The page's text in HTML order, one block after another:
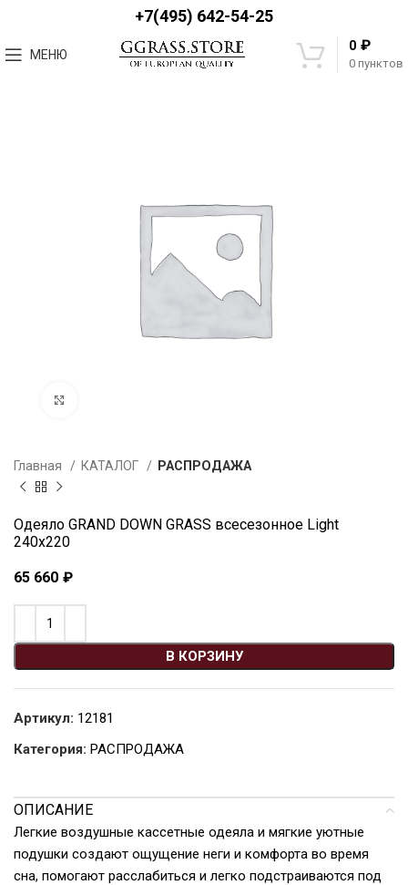
+7(495) 642-54-25
МЕНЮ
0 пунктов
0 ₽
Главная КАТАЛОГ РАСПРОДАЖА
Одеяло GRAND DOWN GRASS всесезонное Light
240х220
65 660 ₽
В КОРЗИНУ
Артикул: 12181
Категория: РАСПРОДАЖА
ОПИСАНИЕ
Легкие воздушные кассетные одеяла и мягкие уютные
подушки создают ощущение неги и комфорта во время
сна, помогают расслабиться и легко подстраиваются под